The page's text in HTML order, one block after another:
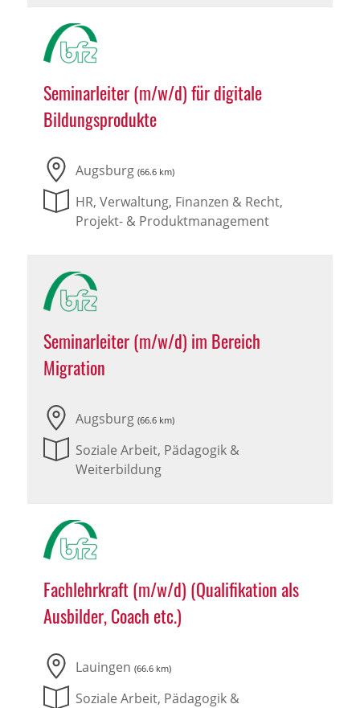
Seminarleiter (m/w/d) für digitale
Bildungsprodukte
Augsburg (66.6 km)
HR, Verwaltung, Finanzen & Recht,
Projekt- & Produktmanagement
Seminarleiter (m/w/d) im Bereich
Migration
Augsburg (66.6 km)
Soziale Arbeit, Pädagogik &
Weiterbildung
Fachlehrkraft (m/w/d) (Qualifikation als
Ausbilder, Coach etc.)
Lauingen (66.6 km)
Soziale Arbeit, Pädagogik &